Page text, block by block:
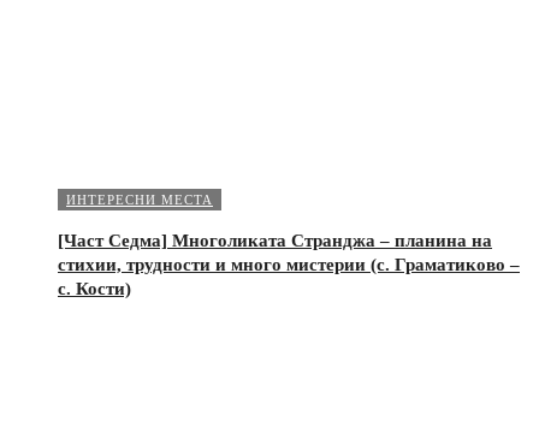
ИНТЕРЕСНИ МЕСТА
[Част Седма] Многоликата Странджа – планина на
стихии, трудности и много мистерии (с. Граматиково –
с. Кости)